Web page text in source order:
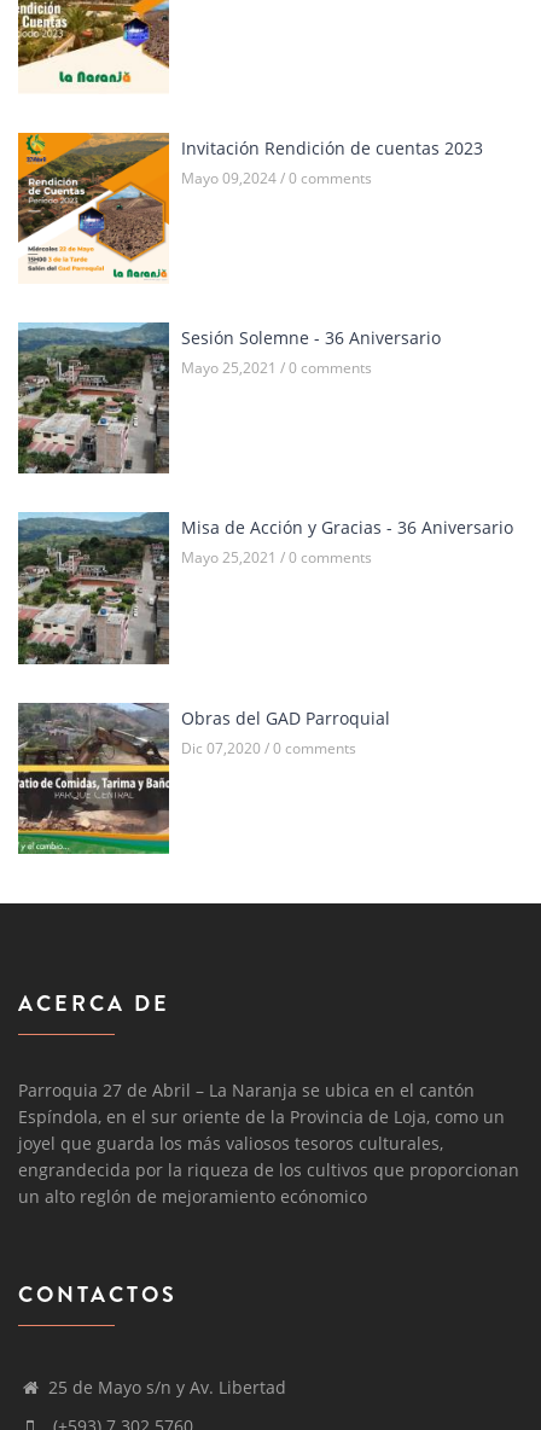
Invitación Rendición de cuentas 2023
Mayo 09,2024 / 0 comments
Sesión Solemne - 36 Aniversario
Mayo 25,2021 / 0 comments
Misa de Acción y Gracias - 36 Aniversario
Mayo 25,2021 / 0 comments
Obras del GAD Parroquial
Dic 07,2020 / 0 comments
ACERCA DE
Parroquia 27 de Abril – La Naranja se ubica en el cantón
Espíndola, en el sur oriente de la Provincia de Loja, como un
joyel que guarda los más valiosos tesoros culturales,
engrandecida por la riqueza de los cultivos que proporcionan
un alto reglón de mejoramiento ecónomico
CONTACTOS
25 de Mayo s/n y Av. Libertad